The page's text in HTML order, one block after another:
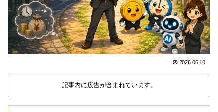
2026.06.10
記事内に広告が含まれています。